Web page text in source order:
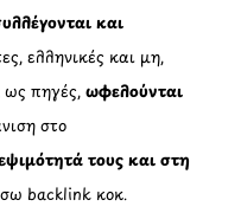
και
ελληνικές και μη,
ως πηγές,ωφελούνται
στο
τους και στη
backlink κοκ.